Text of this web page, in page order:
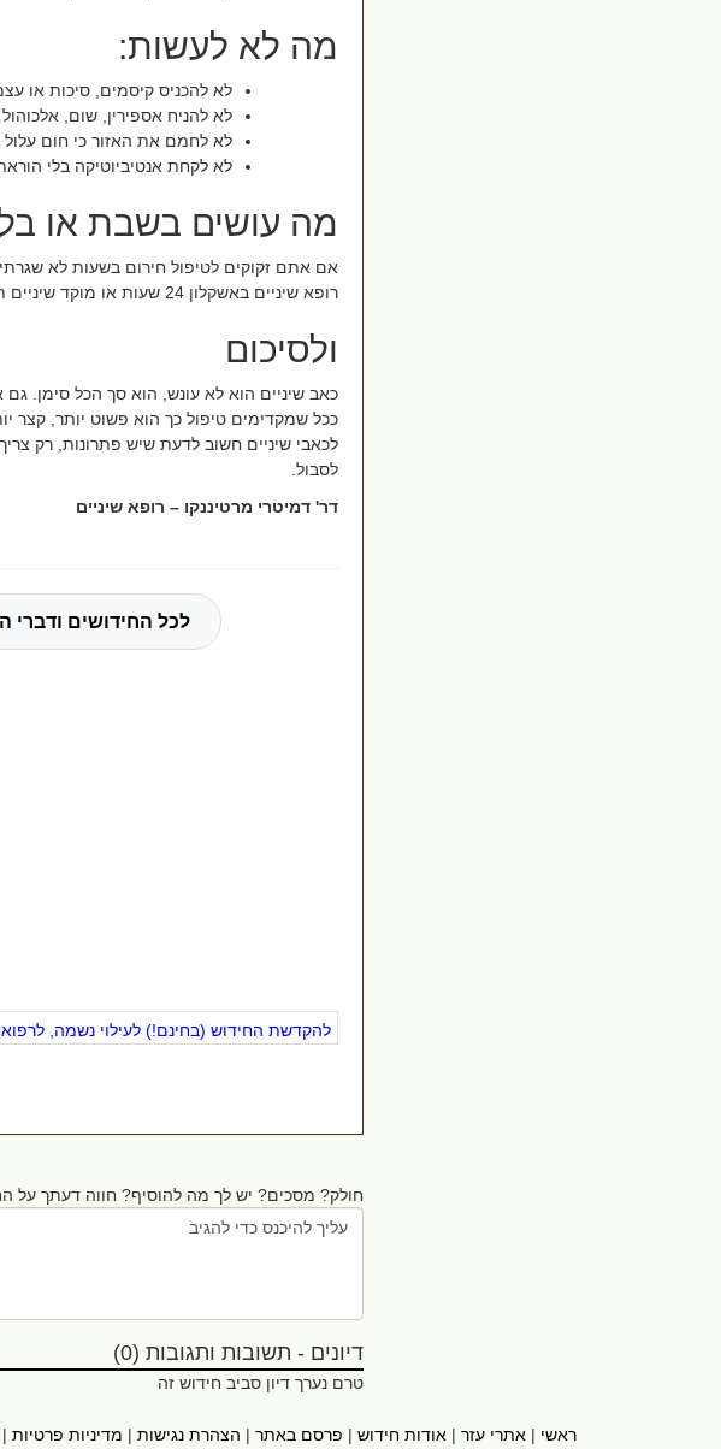
מה לא לעשות:
לא להכניס קיסמים, סיכות או
לא להניח אספירין, שום,
לא לחמם את האזור כי חום
לא לקחת אנטיביוטיקה בלי
מה עושים בשבת או
אם אתם זקוקים לטיפול חירום בשעות לא
רופא שיניים באשקלון 24 שעות או מוקד שיניים תורן באזורכם.
ולסיכום
כאב שיניים הוא לא עונש, הוא סך הכל סימן.
ככל שמקדימים טיפול כך הוא פשוט יותר, קצר
לכאבי שיניים חשוב לדעת שיש פתרונות, רק
לסבול.
דר' דמיטרי מרטיננקו – רופא שיניים
לכל החידושים ודברי
להקדשת החידוש (בחינם!) לעילוי נשמה,
חולק? מסכים? יש לך מה להוסיף? חווה דעתך על
דיונים - תשובות ותגובות (0)
טרם נערך דיון סביב חידוש זה
ראשי | אתרי עזר | אודות חידוש | פרסם באתר | הצהרת נגישות | מדיניות פרטיות |